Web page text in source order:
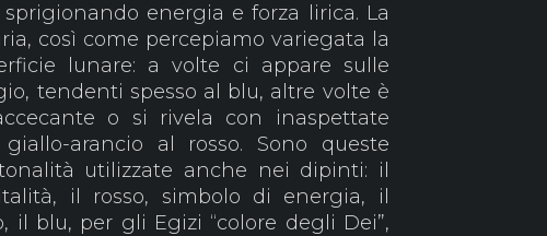
energia e forza lirica. La
così come percepiamo variegata la
lunare: a volte ci appare sulle
tendenti spesso al blu, altre volte è
o si rivela con inaspettate
arancio al rosso. Sono queste
utilizzate anche nei dipinti: il
il rosso, simbolo di energia, il
il blu, per gli Egizi “colore degli Dei”,